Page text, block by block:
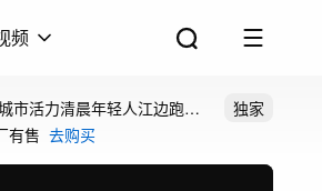
频
市活力清晨年轻人江边跑步
动健身青春
独家
有售 去购买